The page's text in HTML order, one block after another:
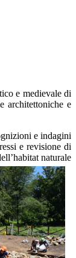
e medievale di
architettoniche e
e indagini
e revisione di
naturale